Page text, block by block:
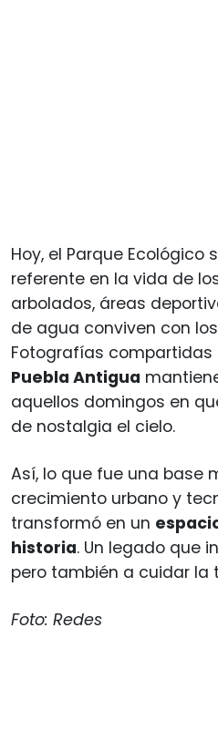
Hoy, el Parque Ecológico
referente en la vida de
arbolados, áreas
de agua conviven con
Fotografías compartidas
Puebla Antigua
aquellos domingos en
de nostalgia el cielo.
Así, lo que fue una base
crecimiento urbano y
transformó en un
historia. Un legado que
pero también a cuidar la
Foto: Redes